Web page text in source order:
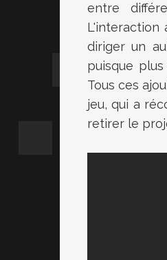
entre
L'interaction
diriger un
puisque
Tous ces
jeu, qui a
retirer le